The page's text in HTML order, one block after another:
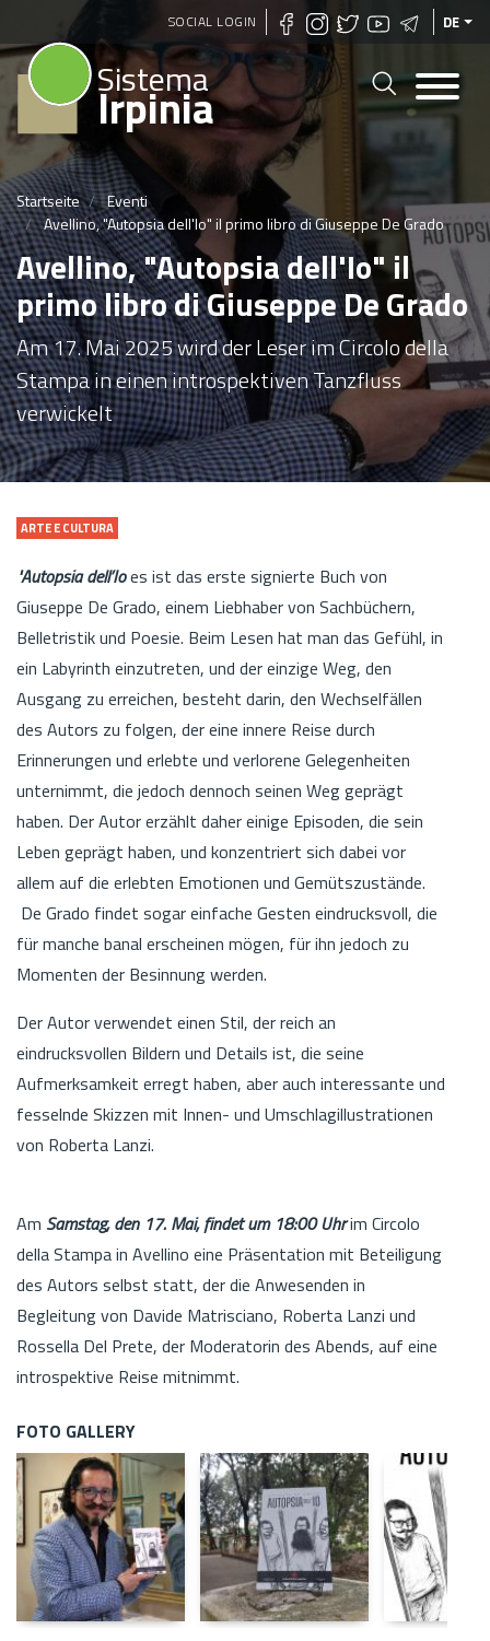
Direkt
zum
Inhalt
SOCIAL LOGIN DE
Sistema
Irpinia
Startseite
Eventi
Avellino, "Autopsia dell'Io" il primo libro di Giuseppe De Grado
Avellino, "Autopsia dell'Io" il
primo libro di Giuseppe De Grado
Am 17. Mai 2025 wird der Leser im Circolo della
Stampa in einen introspektiven Tanzfluss
verwickelt
ARTE E CULTURA
"Autopsia dell’Ioes ist das erste signierte Buch von
Giuseppe De Grado, einem Liebhaber von Sachbüchern,
Belletristik und Poesie. Beim Lesen hat man das Gefühl, in
ein Labyrinth einzutreten, und der einzige Weg, den
Ausgang zu erreichen, besteht darin, den Wechselfällen
des Autors zu folgen, der eine innere Reise durch
Erinnerungen und erlebte und verlorene Gelegenheiten
unternimmt, die jedoch dennoch seinen Weg geprägt
haben. Der Autor erzählt daher einige Episoden, die sein
Leben geprägt haben, und konzentriert sich dabei vor
allem auf die erlebten Emotionen und Gemütszustände.
De Grado findet sogar einfache Gesten eindrucksvoll, die
für manche banal erscheinen mögen, für ihn jedoch zu
Momenten der Besinnung werden.
Der Autor verwendet einen Stil, der reich an
eindrucksvollen Bildern und Details ist, die seine
Aufmerksamkeit erregt haben, aber auch interessante und
fesselnde Skizzen mit Innen- und Umschlagillustrationen
von Roberta Lanzi.
Am Samstag, den 17. Mai, findet um 18:00 Uhrim Circolo
della Stampa in Avellino eine Präsentation mit Beteiligung
des Autors selbst statt, der die Anwesenden in
Begleitung von Davide Matrisciano, Roberta Lanzi und
Rossella Del Prete, der Moderatorin des Abends, auf eine
introspektive Reise mitnimmt.
FOTO GALLERY